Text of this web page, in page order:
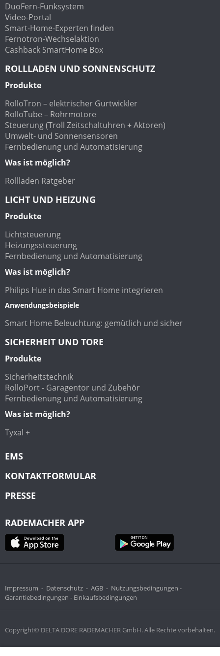
DuoFern-Funksystem
Video-Portal
Smart-Home-Experten finden
Fernotron-Wechselaktion
Cashback SmartHome Box
ROLLLADEN UND SONNENSCHUTZ
Produkte
RolloTron – elektrischer Gurtwickler
RolloTube – Rohrmotore
Steuerung (Troll Zeitschaltuhren + Aktoren)
Umwelt- und Sonnensensoren
Fernbedienung und Automatisierung
Was ist möglich?
Rollladen Ratgeber
LICHT UND HEIZUNG
Produkte
Lichtsteuerung
Heizungssteuerung
Fernbedienung und Automatisierung
Was ist möglich?
Philips Hue in das Smart Home integrieren
Anwendungsbeispiele
Smart Home Beleuchtung: gemütlich und sicher
SICHERHEIT UND TORE
Produkte
Sicherheitstechnik
RolloPort - Garagentor und Zubehör
Fernbedienung und Automatisierung
Was ist möglich?
Tyxal +
EMS
KONTAKTFORMULAR
PRESSE
RADEMACHER APP
Copyright© DELTA DORE RADEMACHER GmbH. Alle Rechte vorbehalten.
Impressum - Datenschutz - AGB - Nutzungsbedingungen -
Garantiebedingungen - Einkaufsbedingungen